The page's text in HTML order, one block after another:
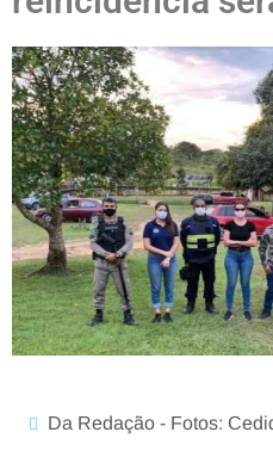
Da Redação - Fotos: